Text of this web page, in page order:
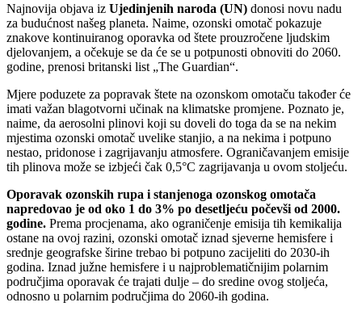
Najnovija objava iz Ujedinjenih naroda (UN) donosi novu nadu
za budućnost našeg planeta. Naime, ozonski omotač pokazuje
znakove kontinuiranog oporavka od štete prouzročene ljudskim
djelovanjem, a očekuje se da će se u potpunosti obnoviti do 2060.
godine, prenosi britanski list „The Guardian“.
Mjere poduzete za popravak štete na ozonskom omotaču također će
imati važan blagotvorni učinak na klimatske promjene. Poznato je,
naime, da aerosolni plinovi koji su doveli do toga da se na nekim
mjestima ozonski omotač uvelike stanjio, a na nekima i potpuno
nestao, pridonose i zagrijavanju atmosfere. Ograničavanjem emisije
tih plinova može se izbjeći čak 0,5°C zagrijavanja u ovom stoljeću.
Oporavak ozonskih rupa i stanjenoga ozonskog omotača
napredovao je od oko 1 do 3% po desetljeću počevši od 2000.
godine. Prema procjenama, ako ograničenje emisija tih kemikalija
ostane na ovoj razini, ozonski omotač iznad sjeverne hemisfere i
srednje geografske širine trebao bi potpuno zacijeliti do 2030-ih
godina. Iznad južne hemisfere i u najproblematičnijim polarnim
područjima oporavak će trajati dulje – do sredine ovog stoljeća,
odnosno u polarnim područjima do 2060-ih godina.